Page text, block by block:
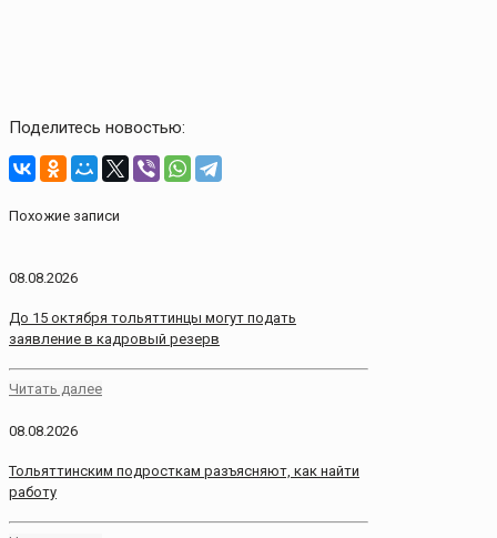
Поделитесь новостью:
Похожие записи
08.08.2026
До 15 октября тольяттинцы могут подать
заявление в кадровый резерв
Читать далее
08.08.2026
Тольяттинским подросткам разъясняют, как найти
работу